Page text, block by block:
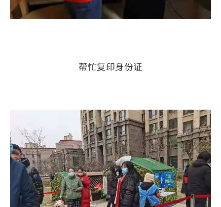
帮忙复印身份证